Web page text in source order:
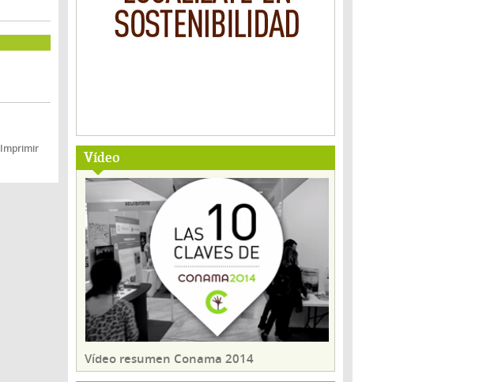
Vídeo
Vídeo resumen Conama 2014
Imprimir